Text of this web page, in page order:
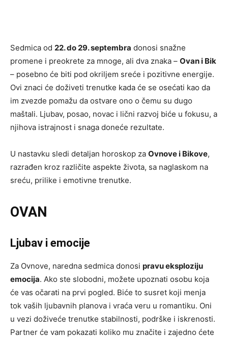
Sedmica od 22. do 29. septembra donosi snažne
promene i preokrete za mnoge, ali dva znaka – Ovan i Bik
– posebno će biti pod okriljem sreće i pozitivne energije.
Ovi znaci će doživeti trenutke kada će se osećati kao da
im zvezde pomažu da ostvare ono o čemu su dugo
maštali. Ljubav, posao, novac i lični razvoj biće u fokusu, a
njihova istrajnost i snaga doneće rezultate.
U nastavku sledi detaljan horoskop za Ovnove i Bikove,
razrađen kroz različite aspekte života, sa naglaskom na
sreću, prilike i emotivne trenutke.
OVAN
Ljubav i emocije
Za Ovnove, naredna sedmica donosi pravu eksploziju
emocija. Ako ste slobodni, možete upoznati osobu koja
će vas očarati na prvi pogled. Biće to susret koji menja
tok vaših ljubavnih planova i vraća veru u romantiku. Oni
u vezi doživeće trenutke stabilnosti, podrške i iskrenosti.
Partner će vam pokazati koliko mu značite i zajedno ćete